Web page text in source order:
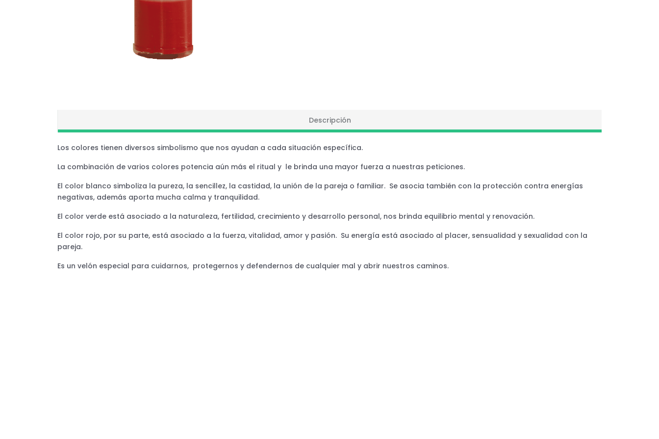
Descripción
Los colores tienen diversos simbolismo que nos ayudan a cada situación específica.
La combinación de varios colores potencia aún más el ritual y le brinda una mayor fuerza a nuestras peticiones.
El color blanco simboliza la pureza, la sencillez, la castidad, la unión de la pareja o familiar. Se asocia también con la protección contra energías
negativas, además aporta mucha calma y tranquilidad.
El color verde está asociado a la naturaleza, fertilidad, crecimiento y desarrollo personal, nos brinda equilibrio mental y renovación.
El color rojo, por su parte, está asociado a la fuerza, vitalidad, amor y pasión. Su energía está asociado al placer, sensualidad y sexualidad con la
pareja.
Es un velón especial para cuidarnos, protegernos y defendernos de cualquier mal y abrir nuestros caminos.